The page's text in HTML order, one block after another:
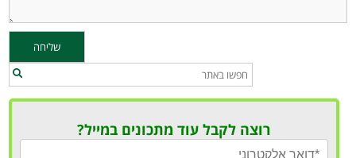
רוצה לקבל עוד מתכונים במייל?